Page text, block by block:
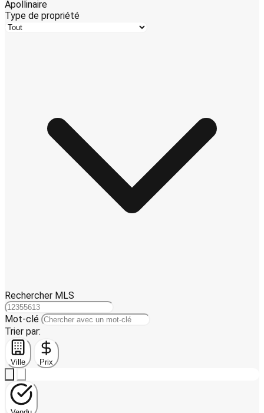
Apollinaire
Type de propriété
Rechercher MLS
Mot-clé
Trier par:
Ville Prix